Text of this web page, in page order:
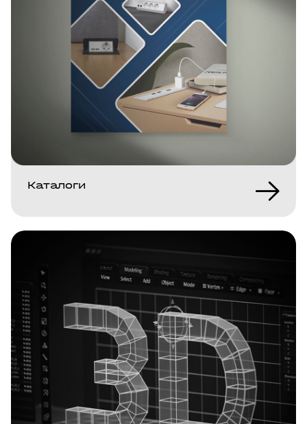
Каталоги